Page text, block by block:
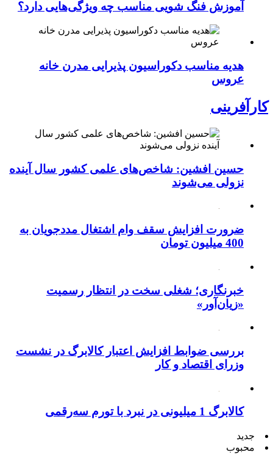
آموزش فنگ شویی مناسب چه ویژگی‌هایی دارد؟
هدیه مناسب دکوراسیون پذیرایی مدرن خانه
عروس
کارآفرینی
حسین افشین: شاخص‌های علمی کشور سال آینده
نزولی می‌شوند
ضرورت افزایش سقف وام اشتغال مددجویان به
400 میلیون تومان
خبرنگاری؛ شغلی سخت در انتظار رسمیت
«زیان‌آور»
بررسی ضوابط افزایش اعتبار کالابرگ در نشست
وزرای اقتصاد و کار
کالابرگ 1 میلیونی در نبرد با تورم سه‌رقمی
جدید
محبوب